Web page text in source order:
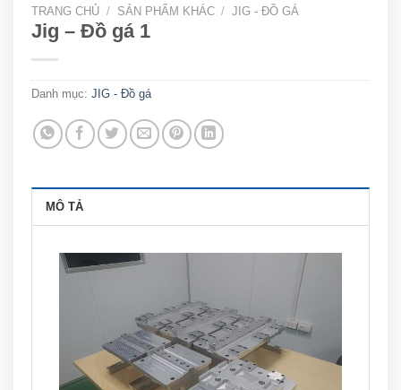
TRANG CHỦ / SẢN PHẨM KHÁC / JIG - ĐỒ GÁ
Jig – Đồ gá 1
Danh mục: JIG - Đồ gá
MÔ TẢ